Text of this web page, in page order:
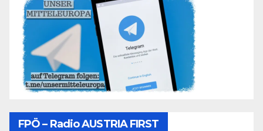
FPÖ – Radio AUSTRIA FIRST